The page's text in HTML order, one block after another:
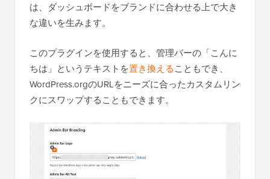
は、ダッシュボードをブランドに合わせる上で大き
な違いを生みます。
このプラグインを使用すると、管理バーの「こんに
ちは」というテキストを置き換えることもでき、
WordPress.orgのURLをニーズに合ったカスタムリン
クにスワップすることもできます。